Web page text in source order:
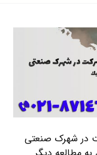
در شهرک صنعتی